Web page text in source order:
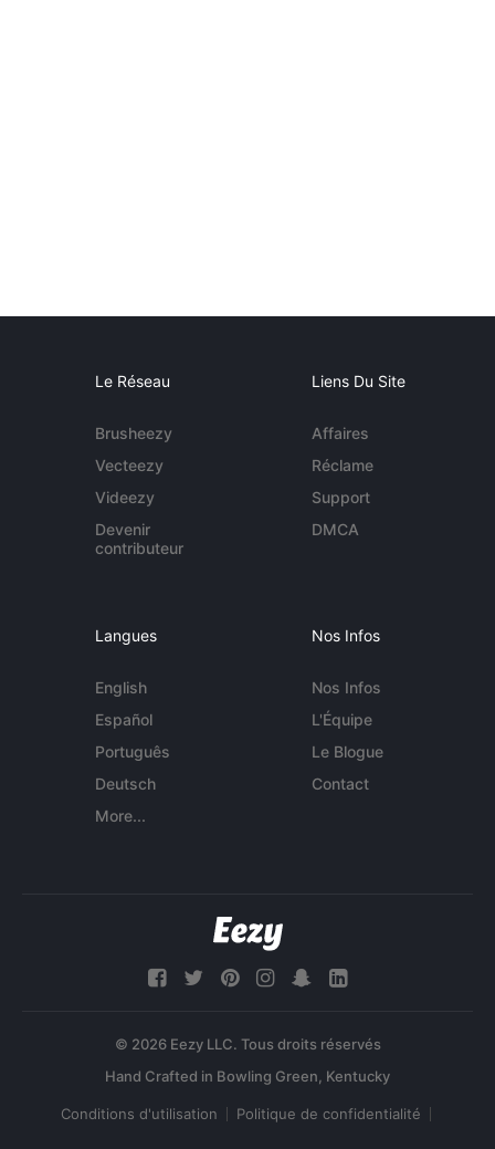
Le Réseau
Brusheezy
Vecteezy
Videezy
Devenir
contributeur
Liens Du Site
Affaires
Réclame
Support
DMCA
Langues
English
Español
Português
Deutsch
More...
Nos Infos
Nos Infos
L'Équipe
Le Blogue
Contact
© 2026 Eezy LLC. Tous droits réservés
Conditions d'utilisation Politique de confidentialité